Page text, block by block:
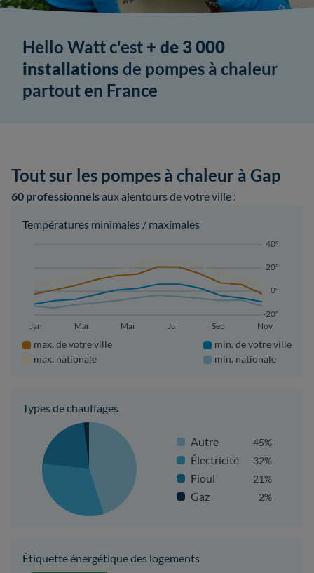
Hello Watt c'est + de 3 000
installations de pompes à chaleur
partout en France
Tout sur les pompes à chaleur à Gap
60 professionnelsaux alentours de votre ville :
Températures minimales / maximales
-20°
0°
20°
40°
Jan Mar Mai Jui Sep Nov
max. de votre ville
max. nationale
min. de votre ville
min. nationale
Types de chauffages
Autre 45%
Électricité 32%
Fioul 21%
Gaz 2%
Étiquette énergétique des logements